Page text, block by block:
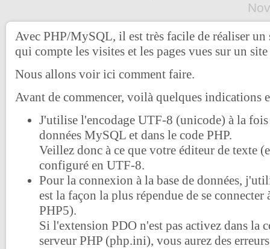
Avec PHP/MySQL, il est très facile de réaliser
qui compte les visites et les pages vues sur un
Nous allons voir ici comment faire.
Avant de commencer, voilà quelques indications
J'utilise l'encodage UTF-8 (unicode) à la fois
données MySQL et dans le code PHP.
Veillez donc à ce que votre éditeur de texte
configuré en UTF-8.
Pour la connexion à la base de données,
est la façon la plus répendue de se connecter
PHP5).
Si l'extension PDO n'est pas activez dans la
serveur PHP (php.ini), vous aurez des